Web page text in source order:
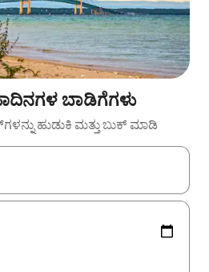
ಬಾಡಿಗೆಗಳು
ಹುಡುಕಿ ಮತ್ತು ಬುಕ್ ಮಾಡಿ
ಅಪ್ ಮತ್ತು ಡೌನ್ ಬಾಣದ ಕೀಲಿಗಳೊಂದಿಗೆ